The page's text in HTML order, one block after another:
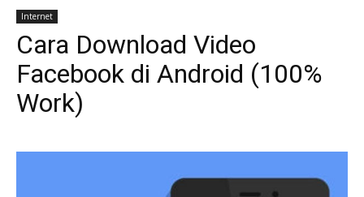
Internet
Cara Download Video
Facebook di Android (100%
Work)